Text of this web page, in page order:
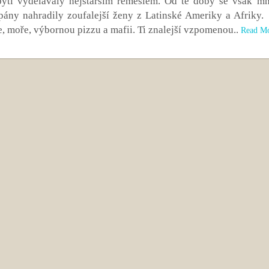
nahradily zoufalejší ženy z Latinské Ameriky a
výbornou pizzu a mafii. Ti znalejší vzpomenou.. Read